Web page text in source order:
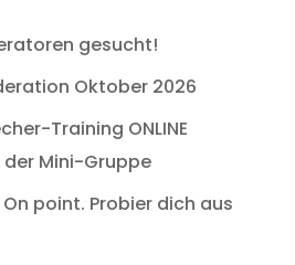
gesucht!
Oktober 2026
Training ONLINE
Mini-Gruppe
point. Probier dich aus